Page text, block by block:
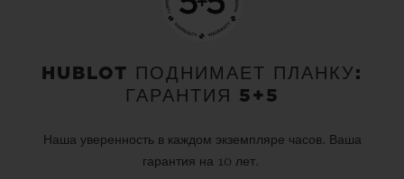
HUBLOT ПОДНИМАЕТ ПЛАНКУ:
ГАРАНТИЯ 5+5
Наша уверенность в каждом экземпляре часов. Ваша
гарантия на 10 лет.